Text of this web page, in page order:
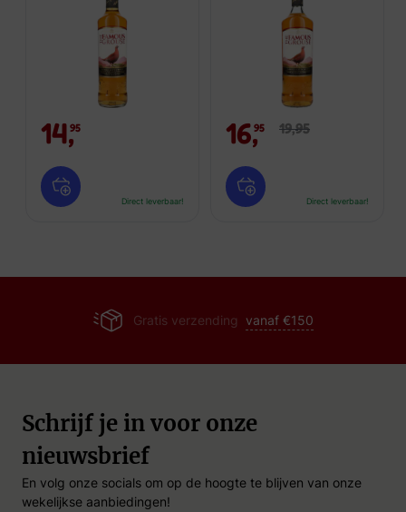
14,95
Direct leverbaar!
16,95 19,95
Direct leverbaar!
Gratis verzending vanaf €150
Schrijf je in voor onze
nieuwsbrief
En volg onze socials om op de hoogte te blijven van onze
wekelijkse aanbiedingen!